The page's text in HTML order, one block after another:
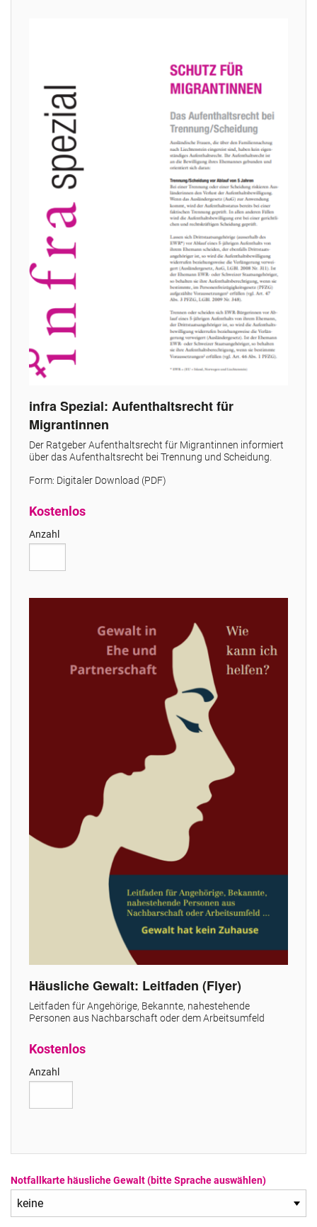
infra Spezial: Aufenthaltsrecht für
Migrantinnen
Der Ratgeber Aufenthaltsrecht für Migrantinnen informiert
über das Aufenthaltsrecht bei Trennung und Scheidung.
Form: Digitaler Download (PDF)
Kostenlos
Anzahl
Häusliche Gewalt: Leitfaden (Flyer)
Leitfaden für Angehörige, Bekannte, nahestehende
Personen aus Nachbarschaft oder dem Arbeitsumfeld
Kostenlos
Anzahl
Notfallkarte häusliche Gewalt (bitte Sprache auswählen)